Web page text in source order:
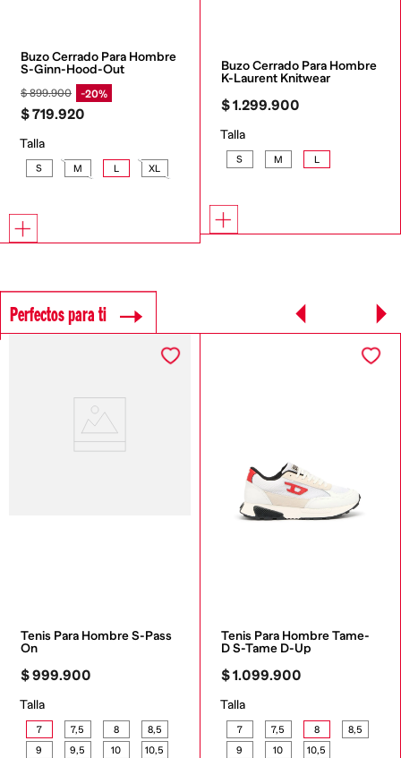
Buzo Cerrado Para Hombre
S-Ginn-Hood-Out
$899.900 20%
$719.920
Talla
S M L XL
Buzo Cerrado Para Hombre
K-Laurent Knitwear
$1.299.900
Talla
S M L
Perfectos para ti
Tenis Para Hombre S-Pass
On
$999.900
Talla
7 7,5 8
8,5
9
9,5 10
10,5
Tenis Para Hombre Tame-
D S-Tame D-Up
$1.099.900
Talla
7 7,5 8
8,5
9
10 10,5